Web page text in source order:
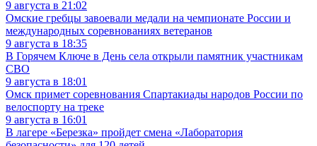
9 августа в 21:02
Омские гребцы завоевали медали на чемпионате России и
международных соревнованиях ветеранов
9 августа в 18:35
В Горячем Ключе в День села открыли памятник участникам
СВО
9 августа в 18:01
Омск примет соревнования Спартакиады народов России по
велоспорту на треке
9 августа в 16:01
В лагере «Березка» пройдет смена «Лаборатория